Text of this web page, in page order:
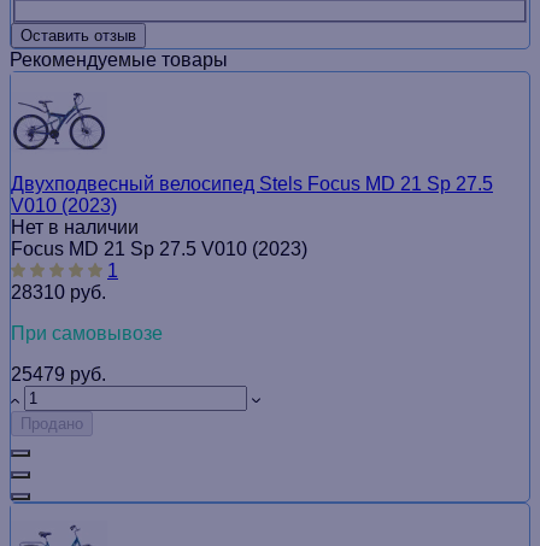
Оставить отзыв
Рекомендуемые товары
Двухподвесный велосипед Stels Focus MD 21 Sp 27.5
V010 (2023)
Нет в наличии
Focus MD 21 Sp 27.5 V010 (2023)
1
28310 руб.
При самовывозе
25479 руб.
Продано